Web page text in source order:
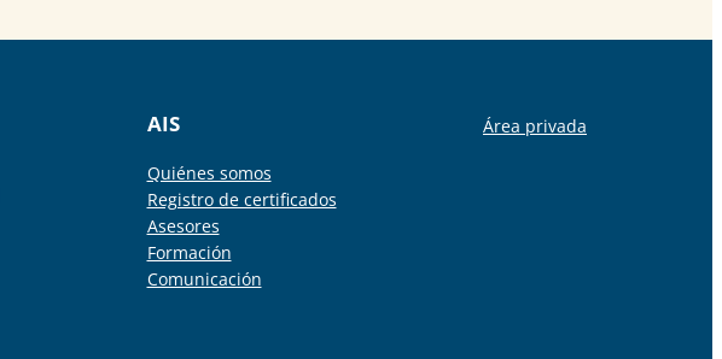
AIS
Quiénes somos
Registro de certificados
Asesores
Formación
Comunicación
Área privada